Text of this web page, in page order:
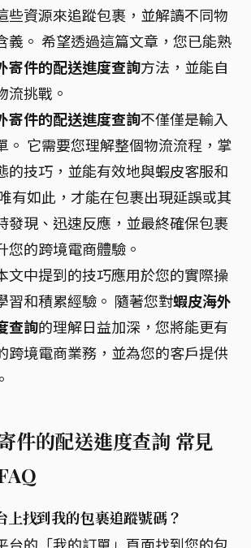
些資源來追蹤包裹，並解讀不同物
義。 希望透過這篇文章，您已能熟
寄件的配送進度查詢方法，並能自
流挑戰。
寄件的配送進度查詢不僅僅是輸入
。 它需要您理解整個物流流程，掌
的技巧，並能有效地與蝦皮客服和
有如此，才能在包裹出現延誤或其
發現、迅速反應，並最終確保包裹
您的跨境電商體驗。
文中提到的技巧應用於您的實際操
習和積累經驗。 隨著您對蝦皮海外
查詢的理解日益加深，您將能更有
跨境電商業務，並為您的客戶提供
件的配送進度查詢 常見
上找到我的包裹追蹤號碼？
台的「我的訂單」頁面找到您的包